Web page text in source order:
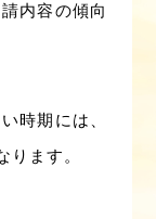
内容の傾向
時期には、
ります。